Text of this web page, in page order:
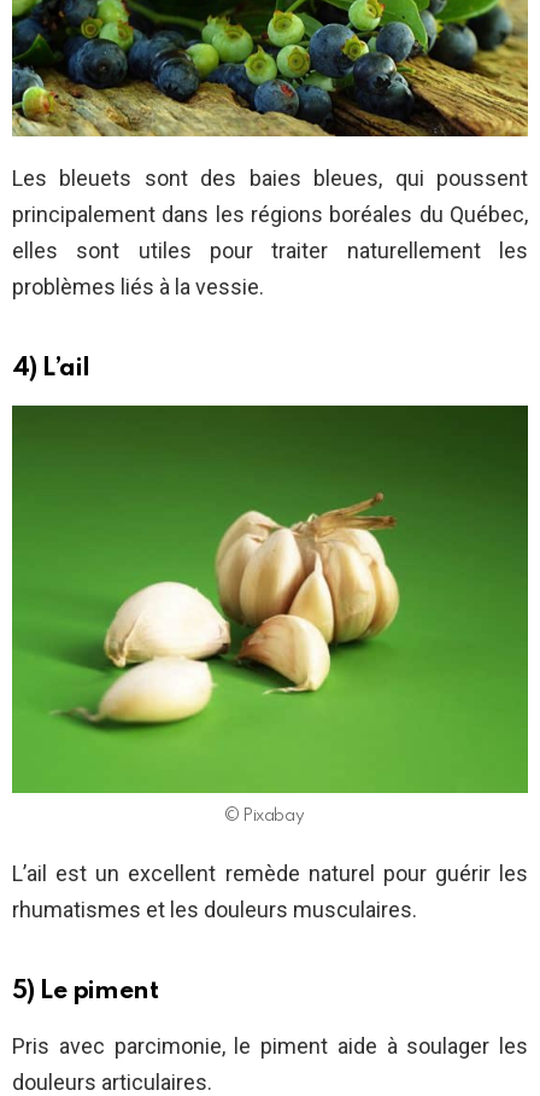
Les bleuets sont des baies bleues, qui poussent
principalement dans les régions boréales du Québec,
elles sont utiles pour traiter naturellement les
problèmes liés à la vessie.
4) L’ail
© Pixabay
L’ail est un excellent remède naturel pour guérir les
rhumatismes et les douleurs musculaires.
5) Le piment
Pris avec parcimonie, le piment aide à soulager les
douleurs articulaires.